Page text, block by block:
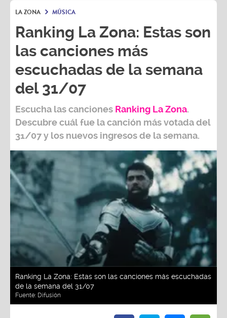
LA ZONA MÚSICA
Ranking La Zona: Estas son
las canciones más
escuchadas de la semana
del 31/07
Escucha las canciones Ranking La Zona.
Descubre cuál fue la canción más votada del
31/07y los nuevos ingresos de la semana.
Ranking La Zona: Estas son las canciones más escuchadas
de la semana del 31/07
Fuente: Difusión